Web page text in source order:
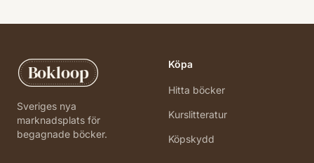
Bokloop
Sveriges nya
marknadsplats för
begagnade böcker.
Köpa
Hitta böcker
Kurslitteratur
Köpskydd